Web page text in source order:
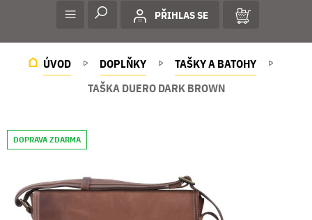
PŘIHLAS SE
ÚVOD DOPLŇKY
TAŠKY A BATOHY
TAŠKA DUERO DARK BROWN
DOPRAVA ZDARMA